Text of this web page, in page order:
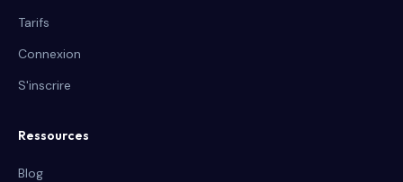
Tarifs
Connexion
S'inscrire
Ressources
Blog